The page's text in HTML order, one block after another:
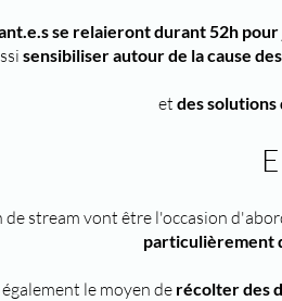
se relaieront durant 52h
sensibiliser autour de la cause
et des
de stream vont être l'occasion
particulièrement
le moyen de récolter des